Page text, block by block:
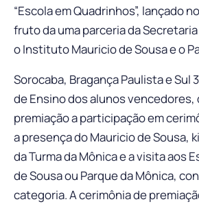
“Escola em Quadrinhos”, lançado
fruto da uma parceria da
o Instituto Mauricio de Sousa e o
Sorocaba, Bragança Paulista e Sul
de Ensino dos alunos
premiação a participação em
a presença do Mauricio de Sousa,
da Turma da Mônica e a visita aos
de Sousa ou Parque da Mônica,
categoria. A cerimônia de